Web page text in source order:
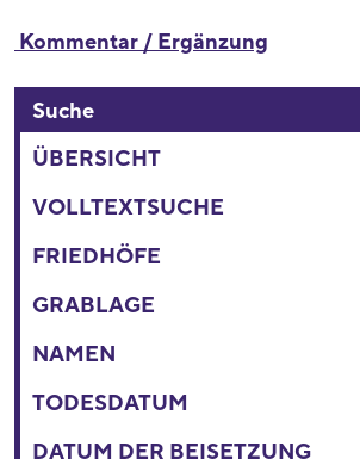
Kommentar / Ergänzung
Suche
ÜBERSICHT
VOLLTEXTSUCHE
FRIEDHÖFE
GRABLAGE
NAMEN
TODESDATUM
DATUM DER BEISETZUNG